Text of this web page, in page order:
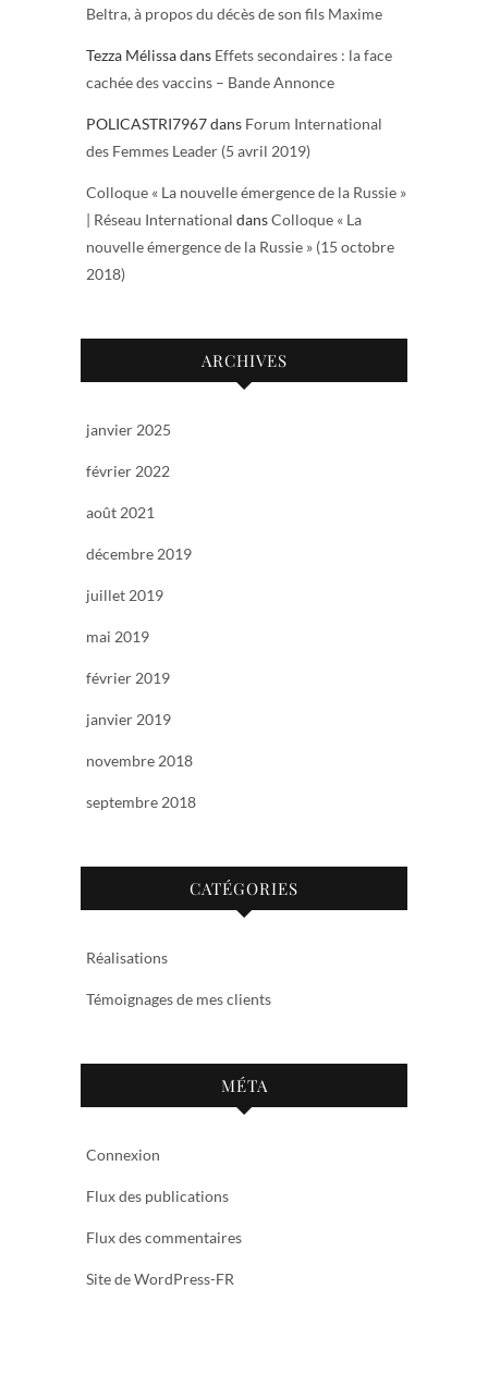
Beltra, à propos du décès de son fils Maxime
Tezza Mélissadans Effets secondaires : la face
cachée des vaccins – Bande Annonce
POLICASTRI7967dans Forum International
des Femmes Leader (5 avril 2019)
Colloque « La nouvelle émergence de la Russie »
| Réseau International dansColloque « La
nouvelle émergence de la Russie » (15 octobre
2018)
ARCHIVES
janvier 2025
février 2022
août 2021
décembre 2019
juillet 2019
mai 2019
février 2019
janvier 2019
novembre 2018
septembre 2018
CATÉGORIES
Réalisations
Témoignages de mes clients
MÉTA
Connexion
Flux des publications
Flux des commentaires
Site de WordPress-FR